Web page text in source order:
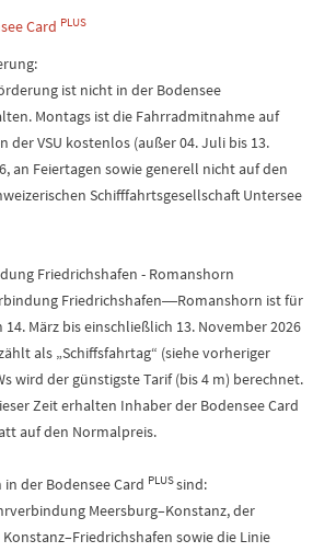
Card PLUS
ist nicht in der Bodensee
Montags ist die Fahrradmitnahme auf
der VSU kostenlos (außer 04. Juli bis 13.
an Feiertagen sowie generell nicht auf den
Schifffahrtsgesellschaft Untersee
Friedrichshafen - Romanshorn
Friedrichshafen―Romanshorn ist für
März bis einschließlich 13. November 2026
als „Schiffsfahrtag“ (siehe vorheriger
wird der günstigste Tarif (bis 4 m) berechnet.
Zeit erhalten Inhaber der Bodensee Card
auf den Normalpreis.
der Bodensee Card PLUSsind:
Meersburg–Konstanz, der
sowie die Linie